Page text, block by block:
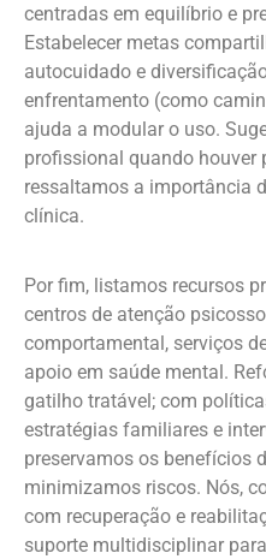
centradas em equilíbrio e
Estabelecer metas
autocuidado e
enfrentamento (como
ajuda a modular o uso.
profissional quando houver
ressaltamos a importância
clínica.
Por fim, listamos recursos
centros de atenção
comportamental, serviços
apoio em saúde mental.
gatilho tratável; com
estratégias familiares e
preservamos os benefícios
minimizamos riscos. Nós,
com recuperação e
suporte multidisciplinar